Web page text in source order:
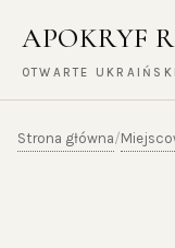
APOKRYF
OTWARTE
Strona główna/